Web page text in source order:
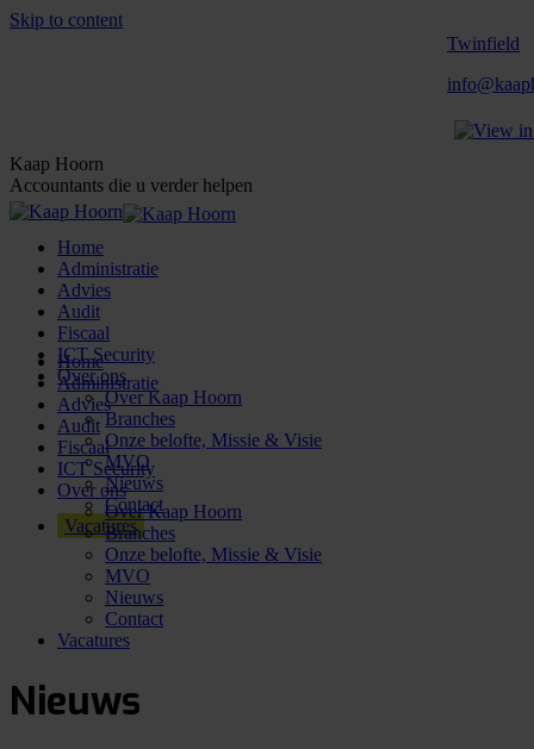
Skip to content
Twinfield
Kaap Hoorn
Accountants die u verder helpen
Home
Administratie
Advies
Audit
Fiscaal
ICT Security
Over ons
Over Kaap Hoorn
Branches
Onze belofte, Missie & Visie
MVO
Nieuws
Contact
Vacatures
Home
Administratie
Advies
Audit
Fiscaal
ICT Security
Over ons
Over Kaap Hoorn
Branches
Onze belofte, Missie & Visie
MVO
Nieuws
Contact
Vacatures
Nieuws